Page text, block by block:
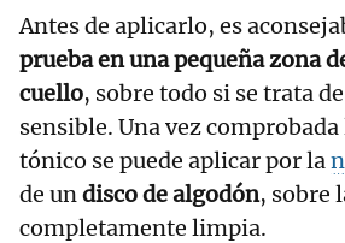
Antes de aplicarlo, es
prueba en una pequeña zona
cuello, sobre todo si se trata
sensible. Una vez
tónico se puede aplicar por la
de un disco de algodón, sobre
completamente limpia.